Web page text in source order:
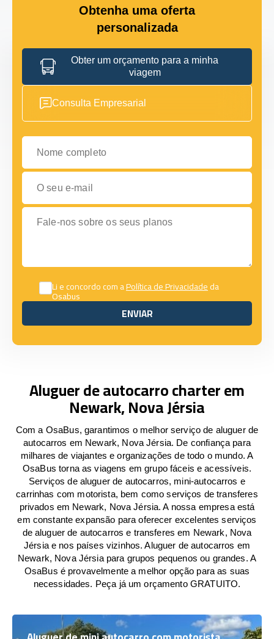
Obtenha uma oferta
personalizada
Obter um orçamento para a minha
viagem
Consulta Empresarial
Nome completo
O seu e-mail
Fale-nos sobre os seus planos
Li e concordo com aPolítica de Privacidadeda
Osabus
ENVIAR
ENVIAR
Aluguer de autocarro charter em
Newark, Nova Jérsia
Com a OsaBus, garantimos o melhor serviço de aluguer de
autocarros em Newark, Nova Jérsia. De confiança para
milhares de viajantes e organizações de todo o mundo. A
OsaBus torna as viagens em grupo fáceis e acessíveis.
Serviços de aluguer de autocarros, mini-autocarros e
carrinhas com motorista, bem como serviços de transferes
privados em Newark, Nova Jérsia. A nossa empresa está
em constante expansão para oferecer excelentes serviços
de aluguer de autocarros e transferes em Newark, Nova
Jérsia e nos países vizinhos. Aluguer de autocarros em
Newark, Nova Jérsia para grupos pequenos ou grandes. A
OsaBus é provavelmente a melhor opção para as suas
necessidades. Peça já um orçamento GRATUITO.